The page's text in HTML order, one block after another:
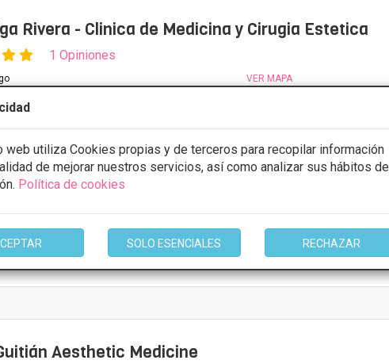
web utiliza Cookies propias y de terceros para recopilar información
de mejorar nuestros servicios, así como analizar sus hábitos de
Política de cookies
SOLO ESENCIALES RECHAZAR
Rivera - Clinica de Medicina y Cirugia Estetica
1 Opiniones
VER MAPA
GRATUITA & FINANCIACIÓN A MEDIDA
varices
Desde 200€
CITA/PRESUPUESTO
Aesthetic Medicine